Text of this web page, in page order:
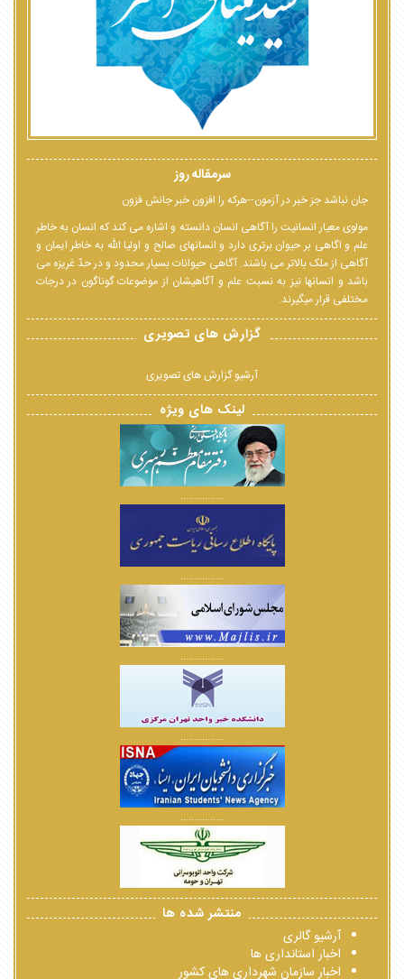
سرمقاله روز
جان نباشد جز خبر در آزمون--هرکه را افزون خبر جانش فزون
مولوی معیار انسانیت را آگاهی انسان دانسته و اشاره می کند که انسان به خاطر
علم و اگاهی بر حیوان برتری دارد و انسانهای صالح و اولیا الله به خاطر ایمان و
آگاهی از ملک بالاتر می باشند. آگاهی حیوانات بسیار محدود و در حدّ غریزه می
باشد و انسانها نیز به نسبت علم و آگاهیشان از موضوعات گوناگون در درجات
مختلفی قرار میگیرند.
گزارش های تصویری
آرشیو گزارش های تصویری
لینک های ویژه
................
................
................
................
................
منتشر شده ها
آرشیو گالری
اخبار استانداری ها
اخبار سازمان شهرداری های کشور